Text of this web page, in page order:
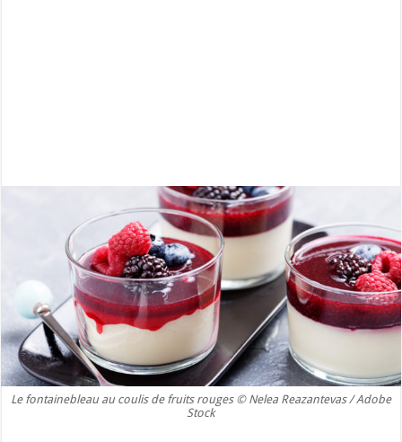
Le fontainebleau au coulis de fruits rouges © Nelea Reazantevas / Adobe
Stock